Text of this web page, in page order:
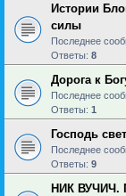
Истории
силы
Последнее
Ответы: 8
Дорога к
Последнее
Ответы: 1
Господь
Последнее
Ответы: 9
НИК ВУЧИЧ.